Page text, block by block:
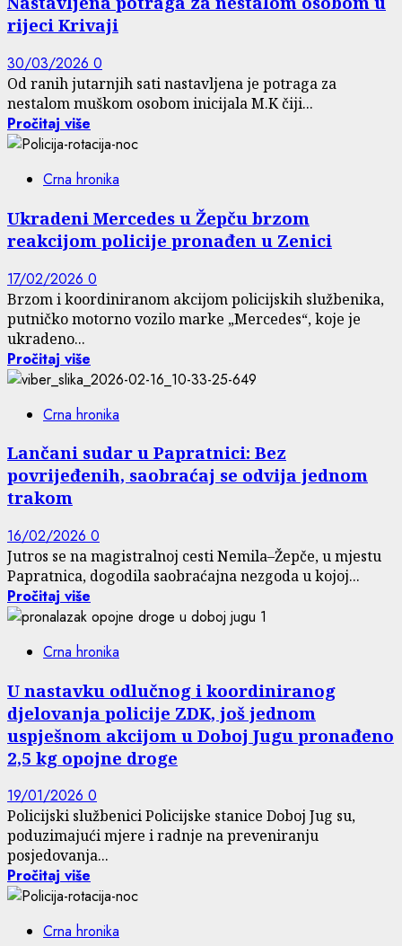
rijeci Krivaji
30/03/2026 0
Od ranih jutarnjih sati nastavljena je potraga za
nestalom muškom osobom inicijala M.K čiji...
Pročitaj više
Crna hronika
Ukradeni Mercedes u Žepču brzom
reakcijom policije pronađen u Zenici
17/02/2026 0
Brzom i koordiniranom akcijom policijskih službenika,
putničko motorno vozilo marke „Mercedes“, koje je
ukradeno...
Pročitaj više
Crna hronika
Lančani sudar u Papratnici: Bez
povrijeđenih, saobraćaj se odvija jednom
trakom
16/02/2026 0
Jutros se na magistralnoj cesti Nemila–Žepče, u mjestu
Papratnica, dogodila saobraćajna nezgoda u kojoj...
Pročitaj više
Crna hronika
U nastavku odlučnog i koordiniranog
djelovanja policije ZDK, još jednom
uspješnom akcijom u Doboj Jugu pronađeno
2,5 kg opojne droge
19/01/2026 0
Policijski službenici Policijske stanice Doboj Jug su,
poduzimajući mjere i radnje na preveniranju
posjedovanja...
Pročitaj više
Crna hronika